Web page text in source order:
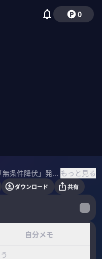
0
トランプ大統領の「無条件降伏」発言で原油市場が一変。 ホルムズ海峡の封鎖の可能性は？日本経済への影響リスクは？ガソリンはどうなる？ 今後の原油価格のシナリオをマーケット・リスク・アドバイザリー共同代表の新村直弘氏に聞いた。 ＜ゲスト＞ 新村直弘｜マーケット・リスク・アドバイザリー共同代表 日本興業銀行、バークレイズ・キャピタル証券、ドイツ証券を経て、2010年にマーケット・リスク・アドバイザリーを設立、共同代表に就任。原材料市場動向分析、市場価格リスク対策（デリバティブ）を担当。日本アナリスト協会検定会員、資源エネルギー学会会員。 ＜目次＞ もっと見る
ダウンロード 共有
自分メモ